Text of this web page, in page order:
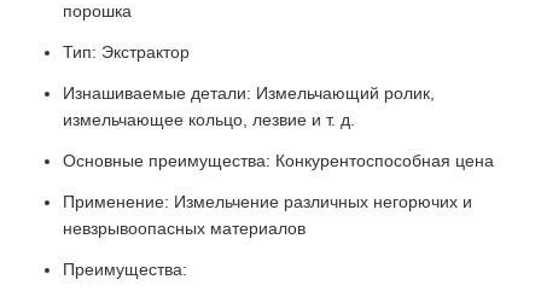
порошка
Тип: Экстрактор
Изнашиваемые детали: Измельчающий ролик,
измельчающее кольцо, лезвие и т. д.
Основные преимущества: Конкурентоспособная цена
Применение: Измельчение различных негорючих и
невзрывоопасных материалов
Преимущества: